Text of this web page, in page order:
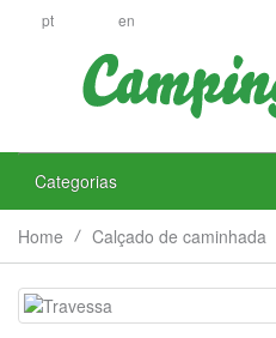
pt en
Categorias
Home Calçado de caminhada